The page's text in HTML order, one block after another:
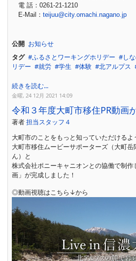
電 話：0261-21-1210
E-Mail： teijuu@city.omachi.nagano.jp
公開 お知らせ
タグ
ふるさとワーキングホリデー
し
リデー
就労 学生 体験 北アルプス
続きを読む...
金曜, 24 12月 2021 14:09
令和３年度大町市移住PR動画
著者担当スタッフ４
大町市のことをもっと知っていただけるよ
大町市移住ムービーサポーターズ（大町
ん）と
株式会社ポニーキャニオンとの協働で制作
画」が完成しました！
◎動画視聴はこちら↓から